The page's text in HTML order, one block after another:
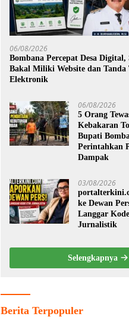
06/08/2026
Bombana Percepat Desa Digital,
Bakal Miliki Website dan Tanda
Elektronik
06/08/2026
5 Orang
Kebakaran
Bupati
Perintahkan
Dampak
03/08/2026
ke Dewan
Langgar
Jurnalistik
Selengkapnya
Berita Terpopuler